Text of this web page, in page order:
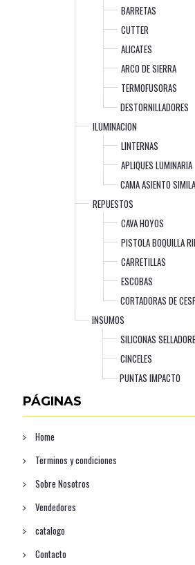
BARRETAS
CUTTER
ALICATES
ARCO DE SIERRA
TERMOFUSORAS
DESTORNILLADORES
ILUMINACION
LINTERNAS
APLIQUES LUMINARIA
CAMA ASIENTO
REPUESTOS
CAVA HOYOS
PISTOLA BOQUILLA
CARRETILLAS
ESCOBAS
CORTADORAS DE
INSUMOS
SILICONAS
CINCELES
PUNTAS IMPACTO
PÁGINAS
Home
Terminos y condiciones
Sobre Nosotros
Vendedores
catalogo
Contacto